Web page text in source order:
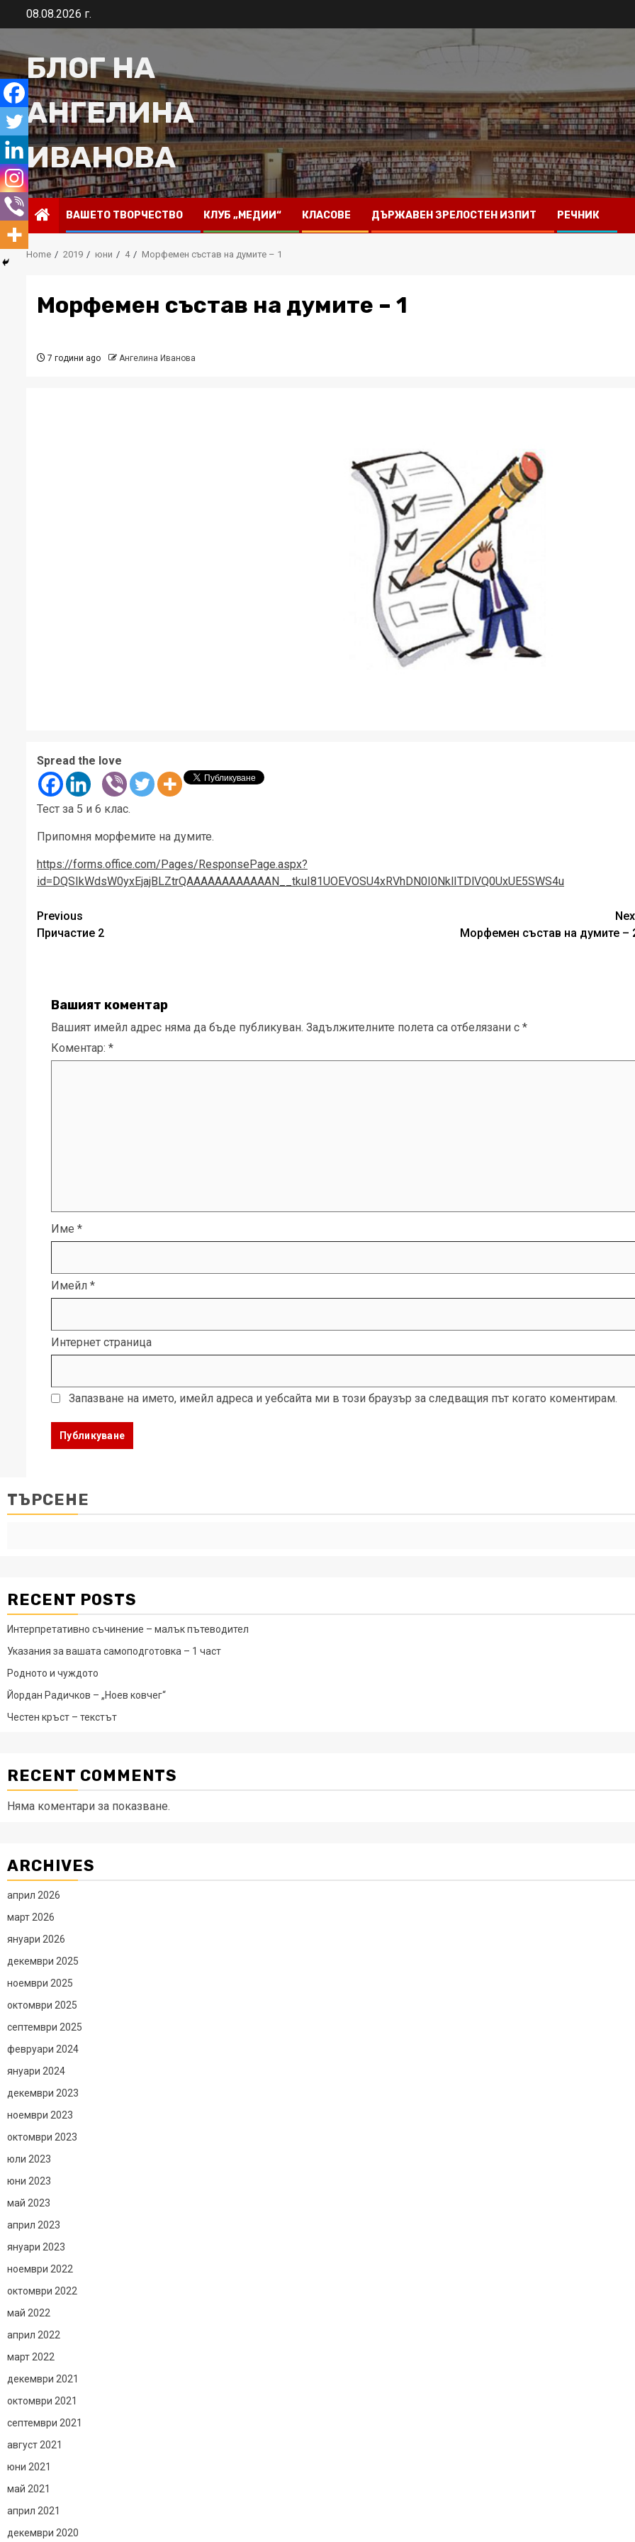
08.08.2026 г.
БЛОГ НА
АНГЕЛИНА
ИВАНОВА
ВАШЕТО ТВОРЧЕСТВО КЛУБ „МЕДИИ“ КЛАСОВЕ ДЪРЖАВЕН ЗРЕЛОСТЕН ИЗПИТ РЕЧНИК
Home 2019 юни 4 Морфемен състав на думите – 1
Морфемен състав на думите – 1
7 години ago Ангелина Иванова
Spread the love
Тест за 5 и 6 клас.
Припомня морфемите на думите.
https://forms.office.com/Pages/ResponsePage.aspx?
id=DQSIkWdsW0yxEjajBLZtrQAAAAAAAAAAAAN__tkuI81UOEVOSU4xRVhDN0I0NklITDlVQ0UxUE5SWS4u
Post
navigation
Previous
Причастие 2
Морфемен състав на думите –
Вашият коментар
Вашият имейл адрес няма да бъде публикуван. Задължителните полета са отбелязани с *
Коментар: *
Име *
Имейл *
Интернет страница
Запазване на името, имейл адреса и уебсайта ми в този браузър за следващия път когато коментирам.
ТЪРСЕНЕ
RECENT POSTS
Интерпретативно съчинение – малък пътеводител
Указания за вашата самоподготовка – 1 част
Родното и чуждото
Йордан Радичков – „Ноев ковчег“
Честен кръст – текстът
RECENT COMMENTS
Няма коментари за показване.
ARCHIVES
април 2026
март 2026
януари 2026
декември 2025
ноември 2025
октомври 2025
септември 2025
февруари 2024
януари 2024
декември 2023
ноември 2023
октомври 2023
юли 2023
юни 2023
май 2023
април 2023
януари 2023
ноември 2022
октомври 2022
май 2022
април 2022
март 2022
декември 2021
октомври 2021
септември 2021
август 2021
юни 2021
май 2021
април 2021
декември 2020